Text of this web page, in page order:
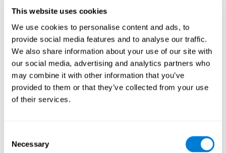
This website uses cookies
We use cookies to personalise content and ads, to
provide social media features and to analyse our traffic.
We also share information about your use of our site with
our social media, advertising and analytics partners who
may combine it with other information that you’ve
provided to them or that they’ve collected from your use
of their services.
Selection
Necessary
속적으로 훈련함으로써 특정 신경 활성화 패턴을 자극하여 신경 회
로가 약해지거나 손상된 인지 기능을 재구성하고 회복하는 데 도움
이 됩니다.
우리의 능력을 지속적으로 자극하면 새로운 시냅스를 만들고 신경
회로를 재구성하며 인지 기능을 향상시킬 수 있습니다. 뮤지컬 커
플 게임은 인식 및 단기 음운 기억과 관련된 능력을 자극합니다.
첫째 주